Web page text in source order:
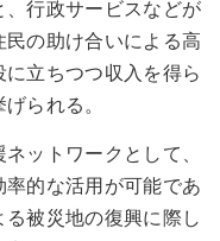
行政サービスなどが
の助け合いによる高
立ちつつ収入を得ら
られる。
ットワークとして、
率的な活用が可能であ
被災地の復興に際し